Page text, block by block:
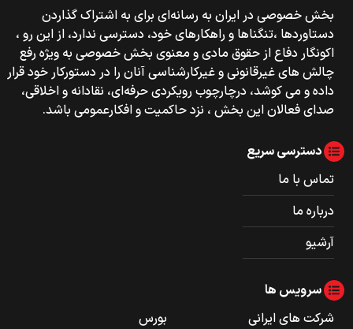
بخش خصوصی‌‌ در ایران به رسانه‌ای برای به اشتراک گذاردن
دستاوردها ،تنگناها و راهکارهای خود، دسترسی ندارد، از این رو ،
اکونگار دفاع از حقوق مادی و معنوی بخش خصوصی به ویژه رفع
چالش های غیرقانونی و غیرکارشناسی آنان را در دستورکار خود قرار
داده و می کوشد، درچارچوب رویکردی حرفه‌ای، نقادانه و اخلاقی،
صدای فعالان این بخش ، نزد حاکمیت و افکارعمومی باشد.
دسترسی سریع
تماس با ما
درباره ما
آرشیو
سرویس ها
شرکت های ایرانی
بورس